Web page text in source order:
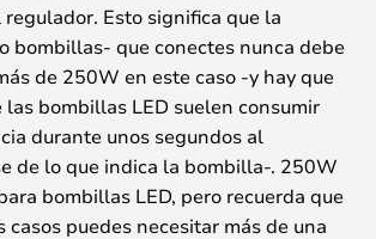
regulador. Esto significa que la
bombillas- que conectes nunca debe
de 250W en este caso -y hay que
las bombillas LED suelen consumir
durante unos segundos al
de lo que indica la bombilla-. 250W
bombillas LED, pero recuerda que
casos puedes necesitar más de una